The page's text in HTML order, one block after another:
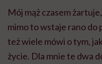
Mój mąż czasem
mimo to wstaje rano do
też wiele mówi o tym,
życie. Dla mnie te dwa